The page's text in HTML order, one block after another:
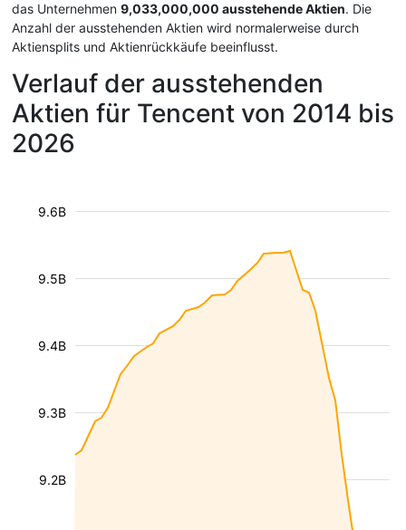
das Unternehmen 9,033,000,000 ausstehende Aktien. Die
Anzahl der ausstehenden Aktien wird normalerweise durch
Aktiensplits und Aktienrückkäufe beeinflusst.
Verlauf der ausstehenden
Aktien für Tencent von 2014 bis
2026
9.2B
9.3B
9.4B
9.5B
9.6B